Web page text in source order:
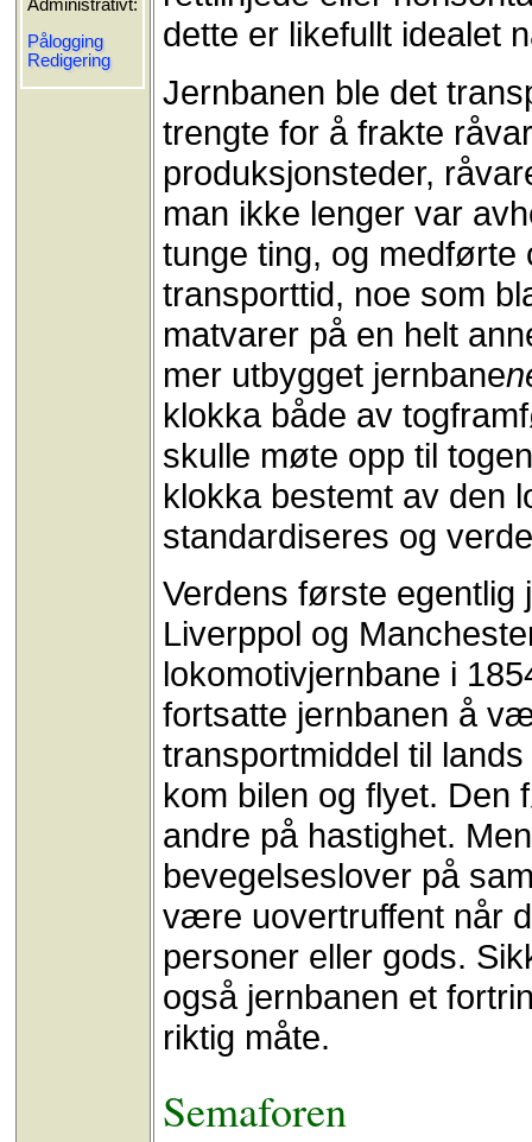
Administrativt:
Pålogging
Redigering
dette er likefullt idealet
Jernbanen ble det
trengte for å frakte
produksjonsteder,
man ikke lenger var
tunge ting, og medførte
transporttid, noe som
matvarer på en helt
mer utbygget jernbane
klokka både av
skulle møte opp til
klokka bestemt av den
standardiseres og
Verdens første egentlig
Liverppol og
lokomotivjernbane i
fortsatte jernbanen å
transportmiddel til
kom bilen og flyet. Den
andre på hastighet.
bevegelseslover på
være uovertruffent når
personer eller gods.
også jernbanen et
riktig måte.
Semaforen